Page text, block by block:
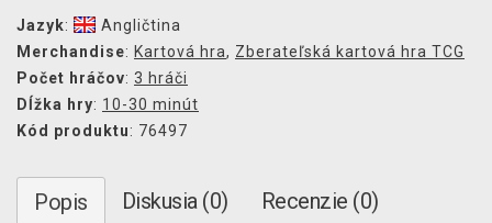
Jazyk:
Angličtina
Merchandise: Kartová hra, Zberateľská kartová hra TCG
Počet hráčov: 3 hráči
Dĺžka hry: 10-30 minút
Kód produktu: 76497
Popis Diskusia (0) Recenzie (0)